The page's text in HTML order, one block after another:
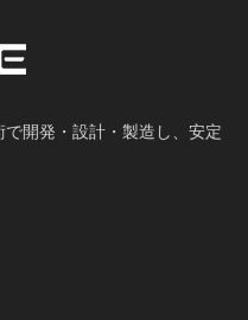
開発・設計・製造し、安定